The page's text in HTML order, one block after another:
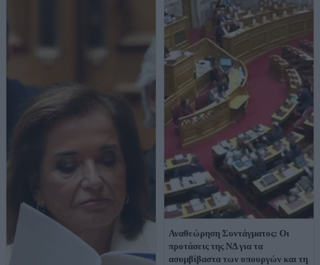
Αναθεώρηση Συντάγματος: Οι
προτάσεις της ΝΔ για τα
ασυμβίβαστα των υπουργών και τη